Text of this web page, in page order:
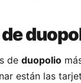
de duopolio
están las